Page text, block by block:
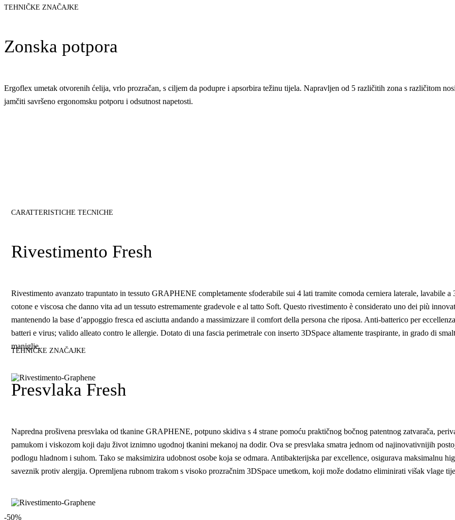
TEHNIČKE ZNAČAJKE
Zonska potpora
Ergoflex umetak otvorenih ćelija, vrlo prozračan, s ciljem da podupre i apsorbira težinu tijela. Napravljen od 5 različitih zona s različitom
jamčiti savršeno ergonomsku potporu i odsutnost napetosti.
CARATTERISTICHE TECNICHE
Rivestimento Fresh
Rivestimento avanzato trapuntato in tessuto GRAPHENE completamente sfoderabile sui 4 lati tramite comoda cerniera laterale, lavabile
cotone e viscosa che danno vita ad un tessuto estremamente gradevole e al tatto Soft. Questo rivestimento è considerato uno dei più
mantenendo la base d’appoggio fresca ed asciutta andando a massimizzare il comfort della persona che riposa. Anti-batterico per
batteri e virus; valido alleato contro le allergie. Dotato di una fascia perimetrale con inserto 3DSpace altamente traspirante, in grado di
maniglie.
TEHNIČKE ZNAČAJKE
Presvlaka Fresh
Napredna prošivena presvlaka od tkanine GRAPHENE, potpuno skidiva s 4 strane pomoću praktičnog bočnog patentnog zatvarača,
pamukom i viskozom koji daju život iznimno ugodnoj tkanini mekanoj na dodir. Ova se presvlaka smatra jednom od najinovativnijih
podlogu hladnom i suhom. Tako se maksimizira udobnost osobe koja se odmara. Antibakterijska par excellence, osigurava maksimalnu
saveznik protiv alergija. Opremljena rubnom trakom s visoko prozračnim 3DSpace umetkom, koji može dodatno eliminirati višak vlage
-50%